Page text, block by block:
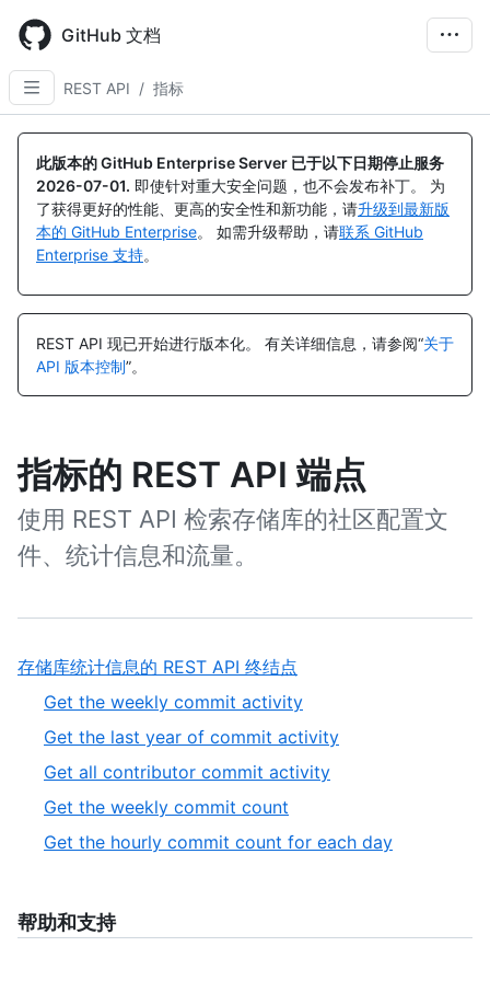
main
content
GitHub 文档
REST API / 指标
此版本的 GitHub Enterprise Server 已于以下日期停止服务
2026-07-01. 即使针对重大安全问题，也不会发布补丁。 为
了获得更好的性能、更高的安全性和新功能，请升级到最新版
本的 GitHub Enterprise。 如需升级帮助，请联系 GitHub
Enterprise 支持。
REST API 现已开始进行版本化。 有关详细信息，请参阅“关于
API 版本控制”。
指标的 REST API 端点
使用 REST API 检索存储库的社区配置文
件、统计信息和流量。
存储库统计信息的 REST API 终结点
Get the weekly commit activity
Get the last year of commit activity
Get all contributor commit activity
Get the weekly commit count
Get the hourly commit count for each day
帮助和支持